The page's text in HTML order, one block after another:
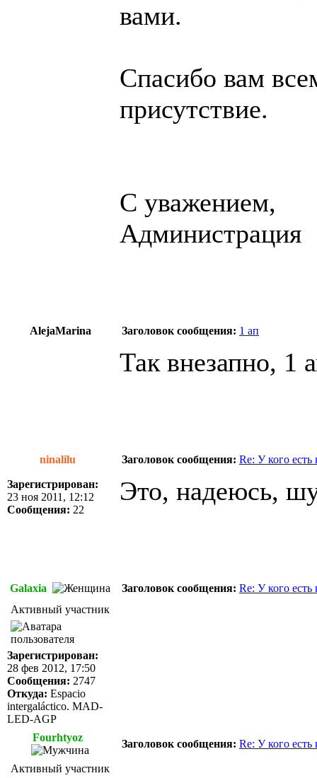
вами.
Спасибо вам
присутствие.
С уважением,
Администрация
AlejaMarina Заголовок сообщения: 1 ап
Так внезапно, 1
ninalilu Заголовок сообщения: Re: У кого
Зарегистрирован:
23 ноя 2011, 12:12
Сообщения: 22
Это, надеюсь,
Galaxia Заголовок сообщения: Re: У кого
Активный участник
Зарегистрирован:
28 фев 2012, 17:50
Сообщения: 2747
Откуда: Espacio
intergaláctico. MAD-
LED-AGP
Fourhtyoz
Заголовок сообщения: Re: У кого
Активный участник